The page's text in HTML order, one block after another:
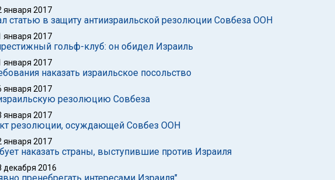
января 2017
статью в защиту антиизраильской резолюции Совбеза ООН
января 2017
гольф-клуб: он обидел Израиль
января 2017
наказать израильское посольство
января 2017
резолюцию Совбеза
января 2017
резолюции, осуждающей Совбез ООН
января 2017
наказать страны, выступившие против Израиля
декабря 2016